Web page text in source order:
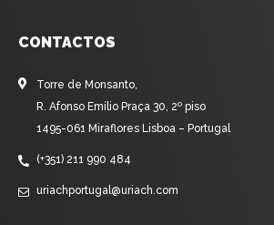
CONTACTOS
Torre de Monsanto,
R. Afonso Emílio Praça 30, 2º piso
1495-061 Miraflores Lisboa – Portugal
(+351) 211 990 484
uriachportugal@uriach.com